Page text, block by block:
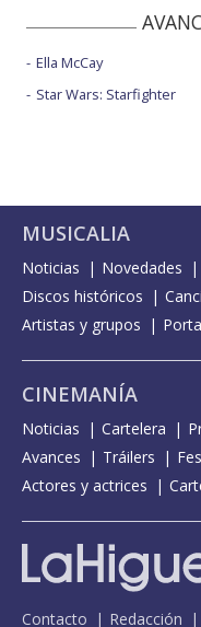
Ella McCay
Star Wars: Starfighter
MUSICALIA
Noticias Novedades
Discos históricos
Artistas y grupos
CINEMANÍA
Noticias Cartelera
Avances
Tráilers
Actores y actrices
Contacto Redacción